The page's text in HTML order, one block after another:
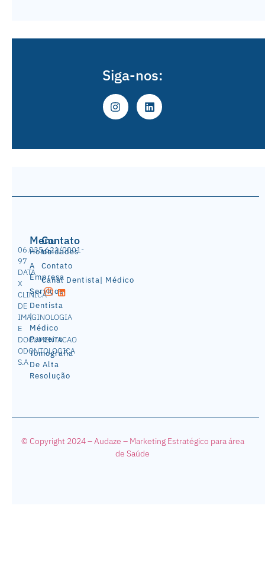
Siga-nos:
06.035.621/0001-
97
DATA
X
CLINICA
DE
IMAGINOLOGIA
E
DOCUMENTACAO
ODONTOLOGICA
S.A
Menu
Home
A
Empresa
Serviços
Dentista
|
Médico
Parceiro
Tomografia
De Alta
Resolução
Contato
Unidades
Contato
Canal Dentista| Médico
© Copyright 2024 – Audaze – Marketing Estratégico para área
de Saúde